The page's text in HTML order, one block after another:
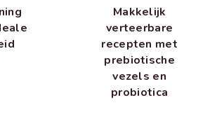
Makkelijk
verteerbare
recepten met
prebiotische
vezels en
probiotica